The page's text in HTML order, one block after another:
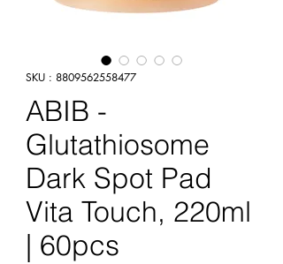
SKU : 8809562558477
ABIB -
Glutathiosome
Dark Spot Pad
Vita Touch, 220ml
| 60pcs